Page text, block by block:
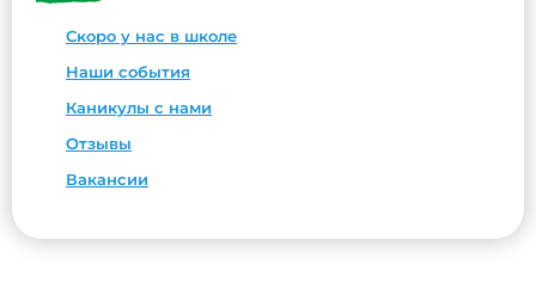
Скоро у нас в школе
Наши события
Каникулы с нами
Отзывы
Вакансии